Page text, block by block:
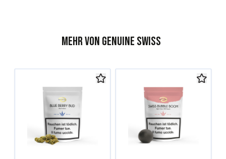
Mehr von Genuine Swiss